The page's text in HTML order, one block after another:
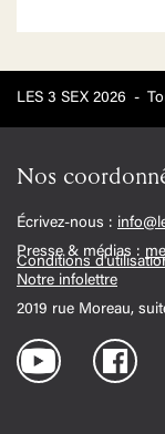
LES 3 SEX 2026 -
Conditions
Nos
Écrivez-nous :
Presse & médias :
Notre infolettre
2019 rue Moreau,